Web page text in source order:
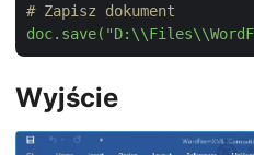
# Zapisz dokument
Wyjście